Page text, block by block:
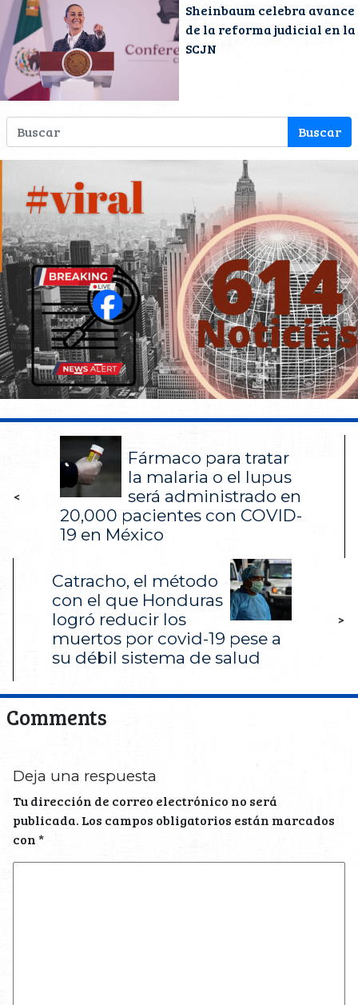
Sheinbaum celebra avance
de la reforma judicial en la
SCJN
<
Fármaco para tratar
la malaria o el lupus
será administrado en
20,000 pacientes con COVID-
19 en México
Catracho, el método
con el que Honduras
logró reducir los
muertos por covid-19 pese a
su débil sistema de salud
>
Comments
Deja una respuesta
Tu dirección de correo electrónico no será
publicada. Los campos obligatorios están marcados
con*